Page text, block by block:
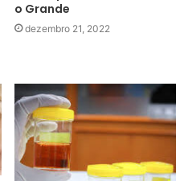
o Grande
dezembro 21, 2022